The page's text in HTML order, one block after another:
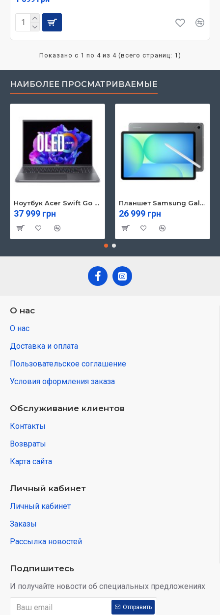
Показано с 1 по 4 из 4 (всего страниц: 1)
НАИБОЛЕЕ ПРОСМАТРИВАЕМЫЕ
Ноутбук Acer Swift Go 16 SFG16-71 (NX.KVZEU.003)
37 999 грн
Планшет Samsung Galaxy Tab S10 FE 5G 8/128GB Gray (SM-X526BZAREUC)
26 999 грн
О нас
О нас
Доставка и оплата
Пользовательское соглашение
Условия оформления заказа
Обслуживание клиентов
Контакты
Возвраты
Карта сайта
Личный кабинет
Личный кабинет
Заказы
Рассылка новостей
Подпишитесь
И получайте новости об специальных предложениях
Отправить